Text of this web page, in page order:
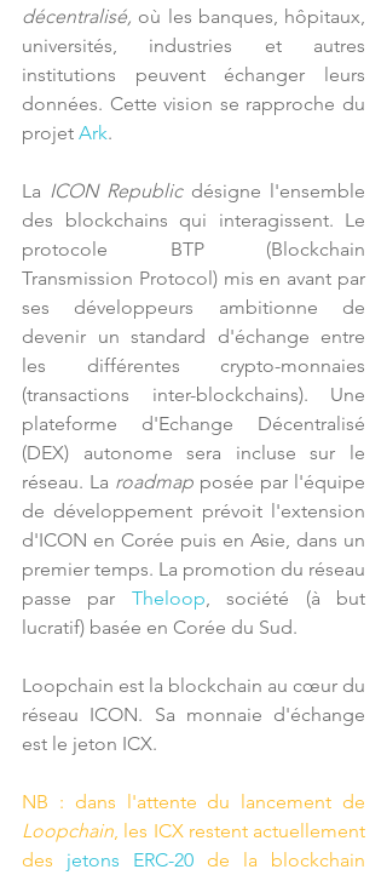
décentralisé, où les banques, hôpitaux,
universités, industries et autres
institutions peuvent échanger leurs
données. Cette vision se rapproche du
projet Ark.
La ICON Republic désigne l'ensemble
des blockchains qui interagissent. Le
protocole BTP (Blockchain
Transmission Protocol) mis en avant par
ses développeurs ambitionne de
devenir un standard d'échange entre
les différentes crypto-monnaies
(transactions inter-blockchains). Une
plateforme d'Echange Décentralisé
(DEX) autonome sera incluse sur le
réseau. La roadmap posée par l'équipe
de développement prévoit l'extension
d'ICON en Corée puis en Asie, dans un
premier temps. La promotion du réseau
passe par Theloop , société (à but
lucratif) basée en Corée du Sud.
Loopchain est la blockchain au cœur du
réseau ICON. Sa monnaie d'échange
est le jeton ICX.
Loopchain , les ICX restent actuellement
des jetons ERC-20 de la blockchain